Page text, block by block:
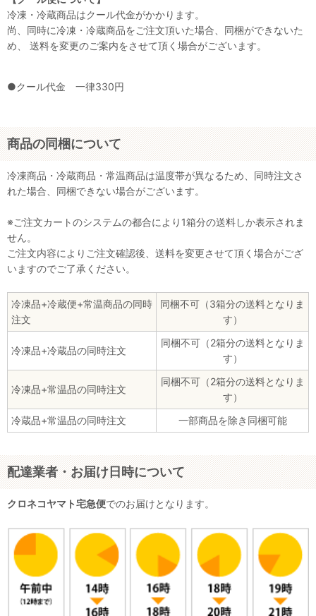
冷凍・冷蔵商品はクール代金がかかります。
尚、同時に冷凍・冷蔵商品をご注文頂いた場合、同梱ができないた
め、 送料を変更のご案内をさせて頂く場合がございます。
●クール代金 一律330円
商品の同梱について
冷凍商品・冷蔵商品・常温商品は温度帯が異なるため、同時注文さ
れた場合、同梱できない場合がございます。
※ご注文カートのシステムの都合により1箱分の送料しか表示されま
せん。
ご注文内容によりご注文確認後、送料を変更させて頂く場合がござ
いますのでご了承ください。
冷凍品+冷蔵便+常温商品の同時
注文
同梱不可（3箱分の送料となりま
す）
冷凍品+冷蔵品の同時注文
同梱不可（2箱分の送料となりま
す）
冷凍品+常温品の同時注文
同梱不可（2箱分の送料となりま
す）
冷蔵品+常温品の同時注文
一部商品を除き同梱可能
配達業者・お届け日時について
クロネコヤマト宅急便でのお届けとなります。